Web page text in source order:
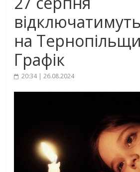
на
Графік
20:34 | 26.08.2024